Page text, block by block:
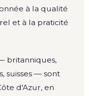
à la qualité
et à la praticité
britanniques,
suisses — sont
d'Azur, en